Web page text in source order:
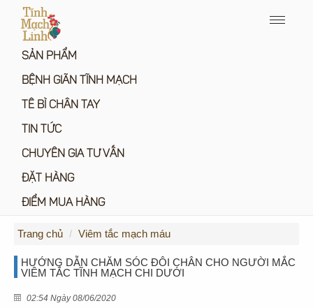
Menu
SẢN PHẨM
BỆNH GIÃN TĨNH MẠCH
TÊ BÌ CHÂN TAY
TIN TỨC
CHUYÊN GIA TƯ VẤN
ĐẶT HÀNG
ĐIỂM MUA HÀNG
Trang chủ Viêm tắc mạch máu
HƯỚNG DẪN CHĂM SÓC ĐÔI CHÂN CHO NGƯỜI MẮC
VIÊM TẮC TĨNH MẠCH CHI DƯỚI
02:54 Ngày 08/06/2020